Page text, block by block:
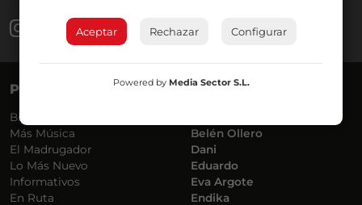
PROGRAMAS
Bilbosport
Más Música
El Madrugador
Lo Más Nuevo
Informativos
En Ruta
VOCES
Belén Ollero
Dani
Eduardo
Eva Argote
Endika
Aceptar Rechazar Configurar
Powered by Media Sector S.L.